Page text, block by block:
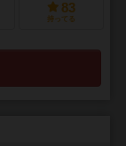
83
持ってる